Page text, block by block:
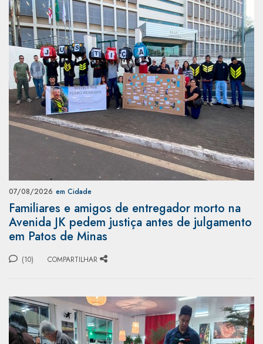
07/08/2026 em Cidade
Familiares e amigos de entregador morto na
Avenida JK pedem justiça antes de julgamento
em Patos de Minas
(10) COMPARTILHAR